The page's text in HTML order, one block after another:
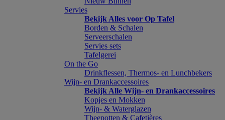
Servies
Bekijk Alles voor Op Tafel
Borden & Schalen
Serveerschalen
Servies sets
Tafelgerei
On the Go
Drinkflessen, Thermos- en Lunchbekers
Wijn- en Drankaccessoires
Bekijk Alle Wijn- en Drankaccessoires
Kopjes en Mokken
Wijn- & Waterglazen
Theepotten & Cafetières